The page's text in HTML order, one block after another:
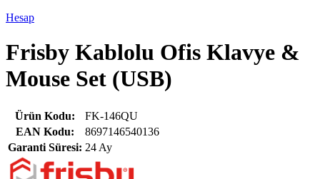
Hesap
Frisby Kablolu Ofis Klavye &
Mouse Set (USB)
Ürün Kodu:
FK-146QU
EAN Kodu:
8697146540136
Garanti Süresi: 24 Ay